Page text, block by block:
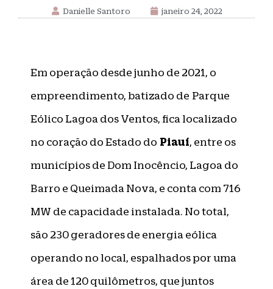
Danielle Santoro janeiro 24, 2022
Em operação desde junho de 2021, o
empreendimento, batizado de Parque
Eólico Lagoa dos Ventos, fica localizado
no coração do Estado do Piauí, entre os
municípios de Dom Inocêncio, Lagoa do
Barro e Queimada Nova, e conta com 716
MW de capacidade instalada. No total,
são 230 geradores de energia eólica
operando no local, espalhados por uma
área de 120 quilômetros, que juntos